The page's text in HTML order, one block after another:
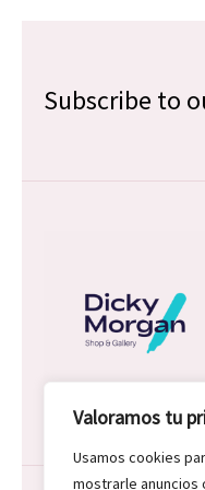
Valoramos tu
Usamos cookies
mostrarle anuncios
Subscribe to